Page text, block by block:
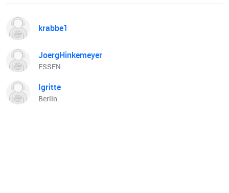
krabbe1
JoergHinkemeyer
ESSEN
Igritte
Berlin